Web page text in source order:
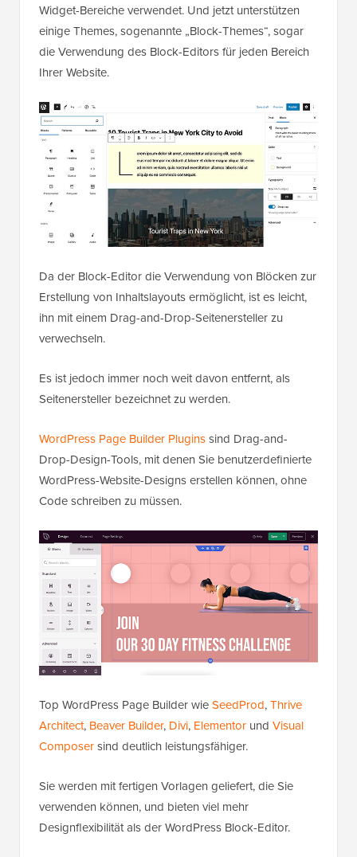
Widget-Bereiche verwendet. Und jetzt unterstützen
einige Themes, sogenannte „Block-Themes“, sogar
die Verwendung des Block-Editors für jeden Bereich
Ihrer Website.
Da der Block-Editor die Verwendung von Blöcken zur
Erstellung von Inhaltslayouts ermöglicht, ist es leicht,
ihn mit einem Drag-and-Drop-Seitenersteller zu
verwechseln.
Es ist jedoch immer noch weit davon entfernt, als
Seitenersteller bezeichnet zu werden.
WordPress Page Builder Pluginssind Drag-and-
Drop-Design-Tools, mit denen Sie benutzerdefinierte
WordPress-Website-Designs erstellen können, ohne
Code schreiben zu müssen.
Top WordPress Page Builder wieSeedProd,Thrive
Architect, Beaver Builder, Divi, Elementor und Visual
Composersind deutlich leistungsfähiger.
Sie werden mit fertigen Vorlagen geliefert, die Sie
verwenden können, und bieten viel mehr
Designflexibilität als der WordPress Block-Editor.